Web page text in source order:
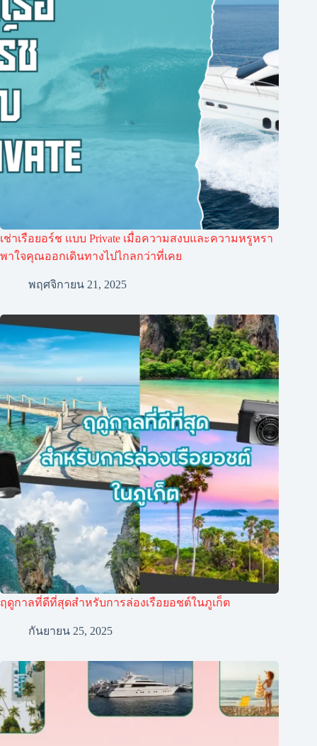
เช่าเรือยอร์ช แบบ Private เมื่อความสงบและความหรูหรา
พาใจคุณออกเดินทางไปไกลกว่าที่เคย
พฤศจิกายน 21, 2025
ฤดูกาลที่ดีที่สุดสำหรับการล่องเรือยอชต์ในภูเก็ต
กันยายน 25, 2025